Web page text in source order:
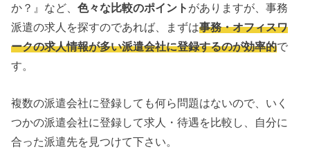
か？』など、色々な比較のポイント がありますが、事務
派遣の求人を探すのであれば、まずは事務・オフィスワ
ークの求人情報が多い派遣会社に登録するのが効率的で
す。
複数の派遣会社に登録しても何ら問題はないので、いく
つかの派遣会社に登録して求人・待遇を比較し、自分に
合った派遣先を見つけて下さい。